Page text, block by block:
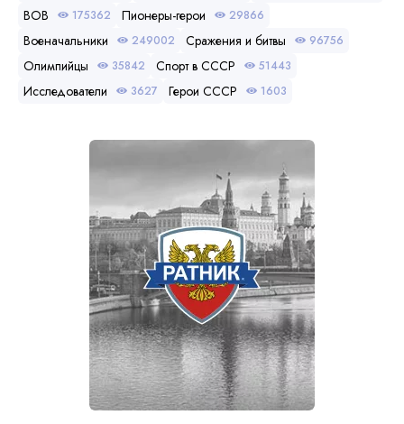
ВОВ 175362 Пионеры-герои 29866
Военачальники 249002 Сражения и битвы 96756
Олимпийцы 35842 Спорт в СССР 51443
Исследователи 3627 Герои СССР 1603